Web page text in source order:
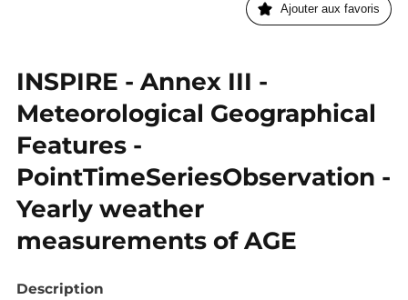
Ajouter aux favoris
INSPIRE - Annex III -
Meteorological Geographical
Features -
PointTimeSeriesObservation -
Yearly weather
measurements of AGE
Description